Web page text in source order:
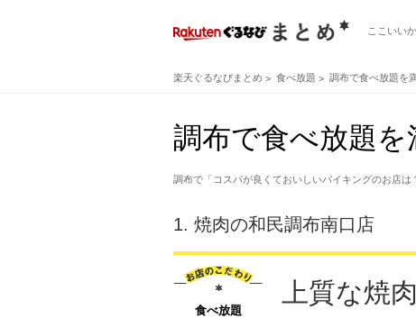
ここいい
楽天ぐるなびまとめ 食べ放題 調布で食べ放題を
調布で食べ放題
調布で「コスパが良くておいしいバイキングのお店
1. 焼肉の和民調布南口店
食べ放題
上質な焼